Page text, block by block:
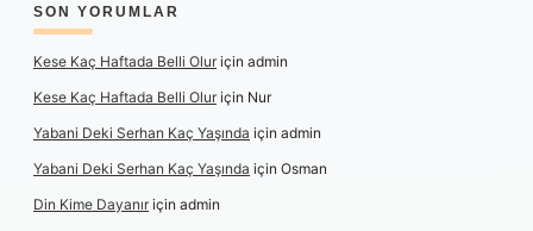
SON YORUMLAR
Kese Kaç Haftada Belli Oluriçin admin
Kese Kaç Haftada Belli Oluriçin Nur
Yabani Deki Serhan Kaç Yaşında için admin
Yabani Deki Serhan Kaç Yaşında için Osman
Din Kime Dayanıriçin admin